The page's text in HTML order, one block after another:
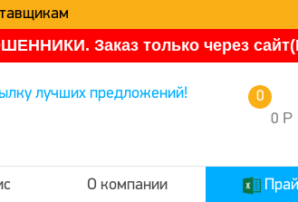
Заказ только через
лучших предложений!
0 Р
0
О компании